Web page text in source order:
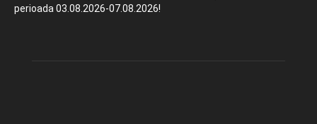
perioada 03.08.2026-07.08.2026!